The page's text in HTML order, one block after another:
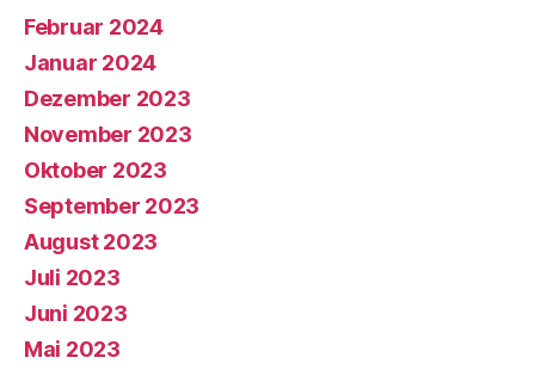
Februar 2024
Januar 2024
Dezember 2023
November 2023
Oktober 2023
September 2023
August 2023
Juli 2023
Juni 2023
Mai 2023